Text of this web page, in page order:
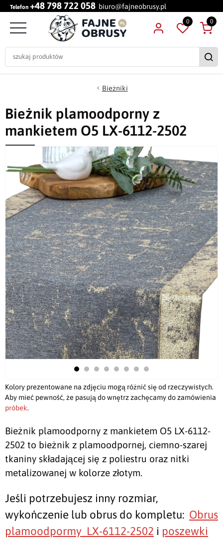
Telefon +48 798 722 058 biuro@fajneobrusy.pl
0 0
Bieżniki
Bieżnik plamoodporny z
mankietem O5 LX-6112-2502
Kolory prezentowane na zdjęciu mogą różnić się od rzeczywistych.
Aby mieć pewność, że pasują do wnętrz zachęcamy do zamówienia
próbek.
Bieżnik plamoodporny z mankietem O5 LX-6112-
2502 to bieżnik z plamoodpornej, ciemno-szarej
tkaniny składającej się z poliestru oraz nitki
metalizowanej w kolorze złotym.
Jeśli potrzebujesz inny rozmiar,
wykończenie lub obrus do kompletu: Obrus
plamoodpormy LX-6112-2502 i poszewki